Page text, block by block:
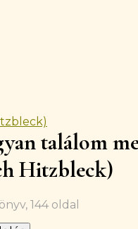
találom
Hitzbleck)
144 oldal